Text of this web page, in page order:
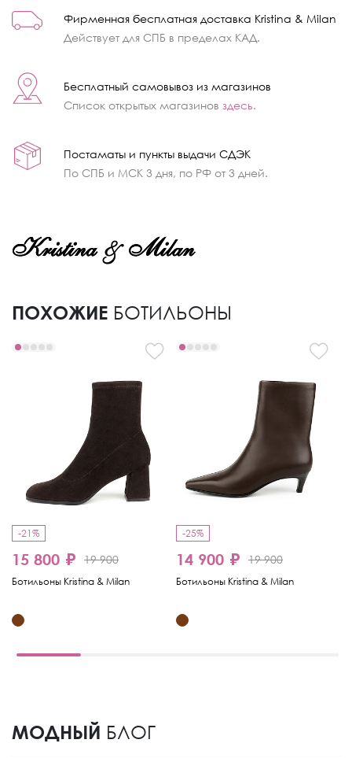
Фирменная бесплатная доставка Kristina & Milan
Действует для СПБ в пределах КАД.
Бесплатный самовывоз из магазинов
Список открытых магазинов здесь.
Постаматы и пункты выдачи СДЭК
По СПБ и МСК 3 дня, по РФ от 3 дней.
ПОХОЖИЕ БОТИЛЬОНЫ
-21%
15 800 ₽ 19 900
Ботильоны Kristina & Milan
-25%
14 900 ₽ 19 900
Ботильоны Kristina & Milan
МОДНЫЙ БЛОГ